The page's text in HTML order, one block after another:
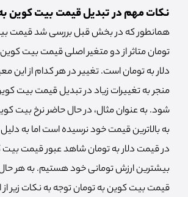
نکات مهم در تبدیل قیمت بیت کوین
همانطور که در بخش قبل بررسی شد قیمت
تومان متاثر از دو متغیر اصلی قیمت بیت
دلار به تومان است. تغییر در هر کدام از این
منجر به تغییرات زیاد در تبدیل قیمت بیت
شود. به عنوان مثال، در حال حاضر نرخ بیت
به بالاترین قیمت خود نرسیده است اما به
در قیمت دلار به تومان شاهد عبور قیمت بیت
بیشترین ارزش تومانی خود هستیم. به هر
قیمت بیت کوین به تومان توجه به نکات زیر از